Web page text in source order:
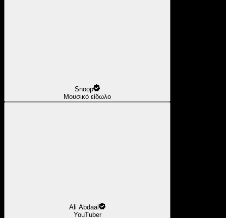
Snoop
Μουσικό είδωλο
Ali Abdaal
YouTuber